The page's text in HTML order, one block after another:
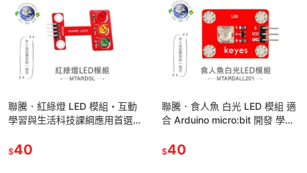
聯騰．紅綠燈 LED 模組・互動
學習與生活科技課綱應用首選・
$40
聯騰．食人魚 白光 LED 模組 適
合 Arduino micro:bit 開發 學習
$40